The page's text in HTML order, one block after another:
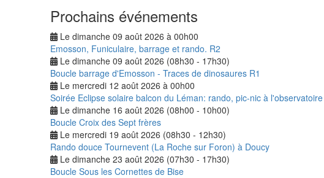
Prochains événements
Le dimanche 09 août 2026 à 00h00
Emosson, Funiculaire, barrage et rando. R2
Le dimanche 09 août 2026 (08h30 - 17h30)
Boucle barrage d'Emosson - Traces de dinosaures R1
Le mercredi 12 août 2026 à 00h00
Soirée Eclipse solaire balcon du Léman: rando, pic-nic à
Le dimanche 16 août 2026 (08h00 - 10h00)
Boucle Croix des Sept frères
Le mercredi 19 août 2026 (08h30 - 12h30)
Rando douce Tournevent (La Roche sur Foron) à Doucy
Le dimanche 23 août 2026 (07h30 - 17h30)
Boucle Sous les Cornettes de Bise